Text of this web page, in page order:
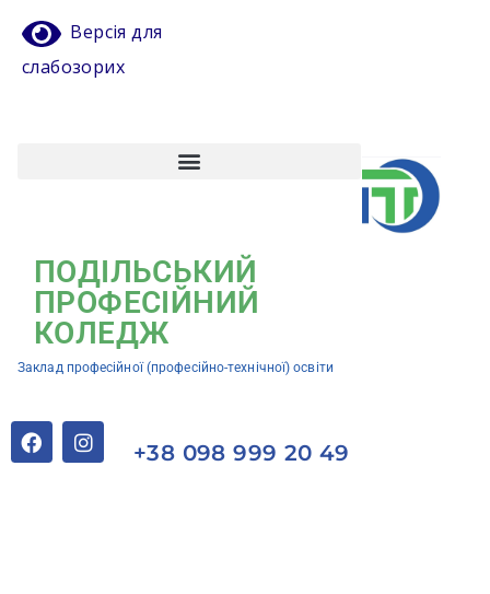
Версія для
слабозорих
ПОДІЛЬСЬКИЙ
ПРОФЕСІЙНИЙ
КОЛЕДЖ
Заклад професійної (професійно-технічної) освіти
+38 098 999 20 49